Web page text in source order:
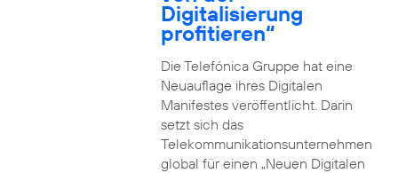
Digitalisierung
profitieren“
Die Telefónica Gruppe hat eine
Neuauflage ihres Digitalen
Manifestes veröffentlicht. Darin
setzt sich das
Telekommunikationsunternehmen
global für einen „Neuen Digitalen